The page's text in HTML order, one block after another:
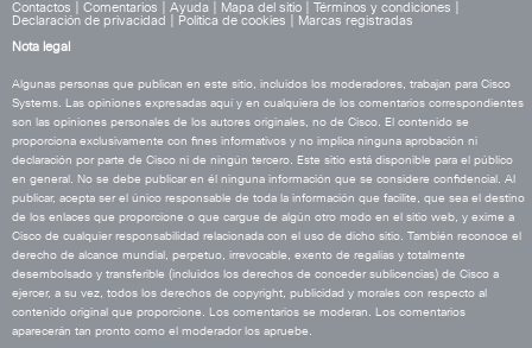
Contactos Comentarios Ayuda Mapa del sitio Términos y condiciones
Declaración de privacidad
Política de cookies
Marcas registradas
Nota legal
Algunas personas que publican en este sitio, incluidos los moderadores, trabajan para Cisco
Systems. Las opiniones expresadas aquí y en cualquiera de los comentarios correspondientes
son las opiniones personales de los autores originales, no de Cisco. El contenido se
proporciona exclusivamente con fines informativos y no implica ninguna aprobación ni
declaración por parte de Cisco ni de ningún tercero. Este sitio está disponible para el público
en general. No se debe publicar en él ninguna información que se considere confidencial. Al
publicar, acepta ser el único responsable de toda la información que facilite, que sea el destino
de los enlaces que proporcione o que cargue de algún otro modo en el sitio web, y exime a
Cisco de cualquier responsabilidad relacionada con el uso de dicho sitio. También reconoce el
derecho de alcance mundial, perpetuo, irrevocable, exento de regalías y totalmente
desembolsado y transferible (incluidos los derechos de conceder sublicencias) de Cisco a
ejercer, a su vez, todos los derechos de copyright, publicidad y morales con respecto al
contenido original que proporcione. Los comentarios se moderan. Los comentarios
aparecerán tan pronto como el moderador los apruebe.